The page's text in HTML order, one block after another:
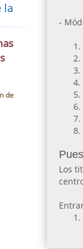
-
Los
la
de